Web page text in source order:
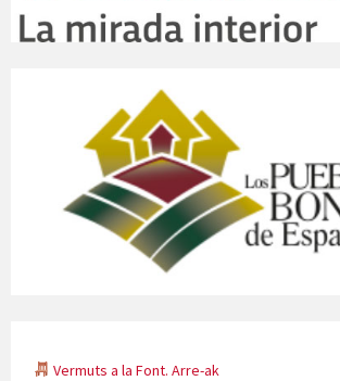
Vermuts a la Font. Arre-ak